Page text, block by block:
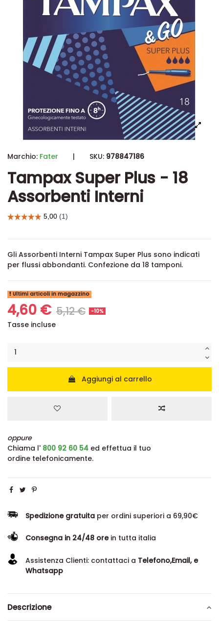
Marchio: Fater | SKU: 978847186
Tampax Super Plus - 18
Assorbenti Interni
Gli Assorbenti Interni Tampax Super Plus sono indicati
per flussi abbondanti. Confezione da 18 tamponi.
Ultimi articoli in magazzino
4,60 € 5,12 € -10%
Tasse incluse
Aggiungi al carrello
oppure
Chiama l' 800 92 60 54 ed effettua il tuo
ordine telefonicamente.
Spedizione gratuita per ordini superiori a 69,90€
Consegna in 24/48 orein tutta italia
Assistenza Clienti: contattaci a Telefono,Email, e
Whatsapp
Descrizione